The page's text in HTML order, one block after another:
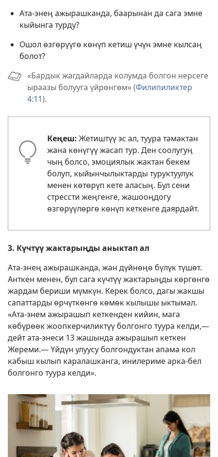
Ата-энең ажырашканда, баарынан да сага эмне
кыйынга турду?
Ошол өзгөрүүгө көнүп кетиш үчүн эмне кылсаң
болот?
«Бардык жагдайларда колумда болгон нерсеге
ыраазы болууга үйрөнгөм» (Филипиликтер
4:11).
Кеңеш: Жетиштүү эс ал, туура тамактан
жана көнүгүү жасап тур. Ден соолугуң
чың болсо, эмоциялык жактан бекем
болуп, кыйынчылыктарды туруктуулук
менен көтөрүп кете аласың. Бул сени
стрессти жеңгенге, жашооңдогу
өзгөрүүлөргө көнүп кеткенге даярдайт.
3. Күчтүү жактарыңды аныктап ал
Ата-энең ажырашканда, жан дүйнөңө бүлүк түшөт.
Анткен менен, бул сага күчтүү жактарыңды көргөнгө
жардам бериши мүмкүн. Керек болсо, дагы жакшы
сапаттарды өрчүткөнгө көмөк кылышы ыктымал.
«Ата-энем ажырашып кеткенден кийин, мага
көбүрөөк жоопкерчиликтүү болгонго туура келди,—
дейт ата-энеси 13 жашында ажырашып кеткен
Жереми.— Үйдүн улуусу болгондуктан апама кол
кабыш кылып каралашканга, инилериме арка-бел
болгонго туура келди».